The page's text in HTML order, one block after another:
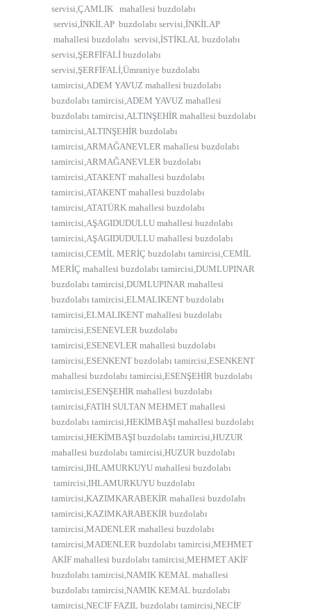
servisi,ÇAMLIK mahallesi buzdolabı
servisi,İNKİLAP buzdolabı servisi,İNKİLAP
mahallesi buzdolabı servisi,İSTİKLAL buzdolabı
servisi,ŞERFİFALİ buzdolabı
servisi,ŞERFİFALİ,Ümraniye buzdolabı
tamircisi,ADEM YAVUZ mahallesi buzdolabı
buzdolabı tamircisi,ADEM YAVUZ mahallesi
buzdolabı tamircisi,ALTINŞEHİR mahallesi buzdolabı
tamircisi,ALTINŞEHİR buzdolabı
tamircisi,ARMAĞANEVLER mahallesi buzdolabı
tamircisi,ARMAĞANEVLER buzdolabı
tamircisi,ATAKENT mahallesi buzdolabı
tamircisi,ATAKENT mahallesi buzdolabı
tamircisi,ATATÜRK mahallesi buzdolabı
tamircisi,AŞAGIDUDULLU mahallesi buzdolabı
tamircisi,AŞAGIDUDULLU mahallesi buzdolabı
tamircisi,CEMİL MERİÇ buzdolabı tamircisi,CEMİL
MERİÇ mahallesi buzdolabı tamircisi,DUMLUPINAR
buzdolabı tamircisi,DUMLUPINAR mahallesi
buzdolabı tamircisi,ELMALIKENT buzdolabı
tamircisi,ELMALIKENT mahallesi buzdolabı
tamircisi,ESENEVLER buzdolabı
tamircisi,ESENEVLER mahallesi buzdolabı
tamircisi,ESENKENT buzdolabı tamircisi,ESENKENT
mahallesi buzdolabı tamircisi,ESENŞEHİR buzdolabı
tamircisi,ESENŞEHİR mahallesi buzdolabı
tamircisi,FATİH SULTAN MEHMET mahallesi
buzdolabı tamircisi,HEKİMBAŞI mahallesi buzdolabı
tamircisi,HEKİMBAŞI buzdolabı tamircisi,HUZUR
mahallesi buzdolabı tamircisi,HUZUR buzdolabı
tamircisi,IHLAMURKUYU mahallesi buzdolabı
tamircisi,IHLAMURKUYU buzdolabı
tamircisi,KAZIMKARABEKİR mahallesi buzdolabı
tamircisi,KAZIMKARABEKİR buzdolabı
tamircisi,MADENLER mahallesi buzdolabı
tamircisi,MADENLER buzdolabı tamircisi,MEHMET
AKİF mahallesi buzdolabı tamircisi,MEHMET AKİF
buzdolabı tamircisi,NAMIK KEMAL mahallesi
buzdolabı tamircisi,NAMIK KEMAL buzdolabı
tamircisi,NECİF FAZIL buzdolabı tamircisi,NECİF